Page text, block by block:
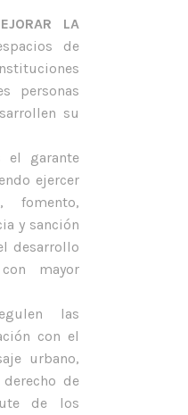
LA
de
personas
su
el garante
ejercer
fomento,
y sanción
desarrollo
mayor
las
con el
urbano,
de
de los